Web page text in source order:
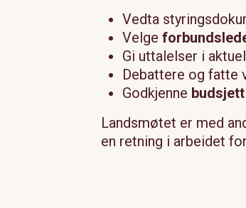
Vedta
Velge
Gi uttalelser i
Debattere og fatte
Godkjenne budsjett
Landsmøtet er med
en retning i arbeidet